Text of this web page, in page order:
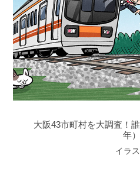
大阪43市町村を大調査！
年）
イラ